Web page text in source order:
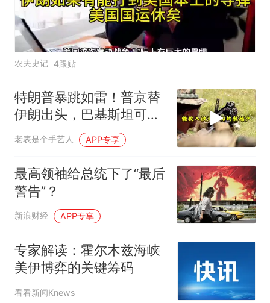
农夫史记 4跟贴
特朗普暴跳如雷！普京替
伊朗出头，巴基斯坦可能
上当
老表是个手艺人 APP专享
最高领袖给总统下了“最后
警告”？
新浪财经 APP专享
专家解读：霍尔木兹海峡
美伊博弈的关键筹码
看看新闻Knews